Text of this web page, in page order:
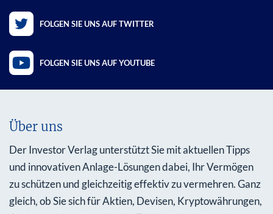
FOLGEN SIE UNS AUF TWITTER
FOLGEN SIE UNS AUF YOUTUBE
Über uns
Der Investor Verlag unterstützt Sie mit aktuellen Tipps
und innovativen Anlage-Lösungen dabei, Ihr Vermögen
zu schützen und gleichzeitig effektiv zu vermehren. Ganz
gleich, ob Sie sich für Aktien, Devisen, Kryptowährungen,